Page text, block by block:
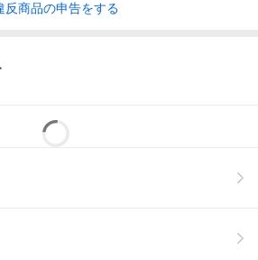
ておりますが、見落としがある場合も
ン等によるクレームは一切お受け出来
しておりますため、予告なく取り消す
・ご質問などお気軽にお問い合わせく
り付け、照明などの展示環境の工事
ます。
反商品の申告をする